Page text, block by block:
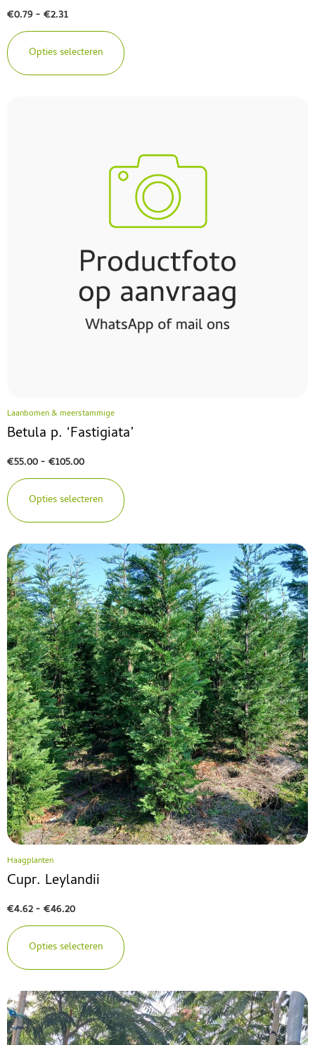
€0.79-€2.31
Opties selecteren
Laanbomen & meerstammige
Betula p. ‘Fastigiata’
€55.00-€105.00
Opties selecteren
Haagplanten
Cupr. Leylandii
€4.62-€46.20
Opties selecteren